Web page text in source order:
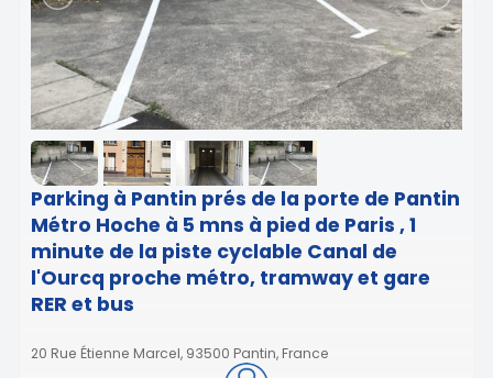
Parking à Pantin prés de la porte de Pantin
Métro Hoche à 5 mns à pied de Paris , 1
minute de la piste cyclable Canal de
l'Ourcq proche métro, tramway et gare
RER et bus
20 Rue Étienne Marcel, 93500 Pantin, France